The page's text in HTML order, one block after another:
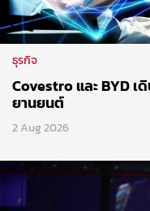
ธุรกิจ
Covestro และ BYD
ยานยนต์
2 Aug 2026